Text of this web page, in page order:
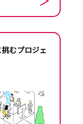
むプロジェ